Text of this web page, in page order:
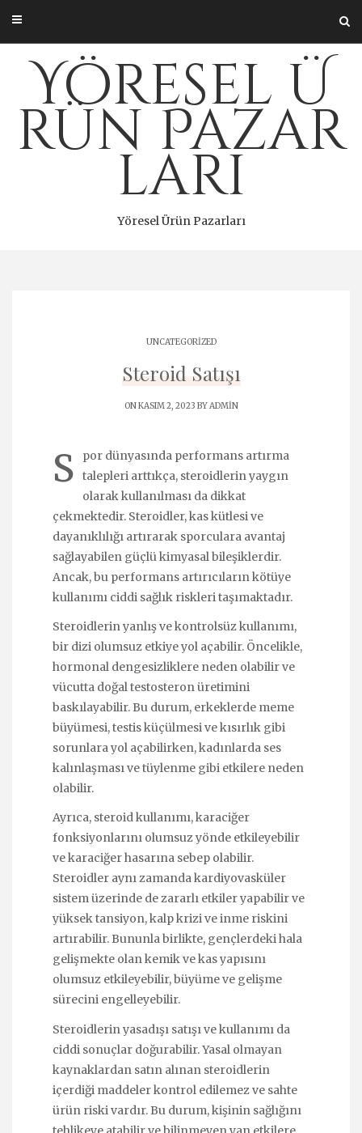
content
Yöresel Ü
rün Pazar
ları
Yöresel Ürün Pazarları
UNCATEGORIZED
Steroid Satışı
ON KASIM 2, 2023 BYADMIN
S
por dünyasında performans artırma
talepleri arttıkça, steroidlerin yaygın
olarak kullanılması da dikkat
çekmektedir. Steroidler, kas kütlesi ve
dayanıklılığı artırarak sporculara avantaj
sağlayabilen güçlü kimyasal bileşiklerdir.
Ancak, bu performans artırıcıların kötüye
kullanımı ciddi sağlık riskleri taşımaktadır.
Steroidlerin yanlış ve kontrolsüz kullanımı,
bir dizi olumsuz etkiye yol açabilir. Öncelikle,
hormonal dengesizliklere neden olabilir ve
vücutta doğal testosteron üretimini
baskılayabilir. Bu durum, erkeklerde meme
büyümesi, testis küçülmesi ve kısırlık gibi
sorunlara yol açabilirken, kadınlarda ses
kalınlaşması ve tüylenme gibi etkilere neden
olabilir.
Ayrıca, steroid kullanımı, karaciğer
fonksiyonlarını olumsuz yönde etkileyebilir
ve karaciğer hasarına sebep olabilir.
Steroidler aynı zamanda kardiyovasküler
sistem üzerinde de zararlı etkiler yapabilir ve
yüksek tansiyon, kalp krizi ve inme riskini
artırabilir. Bununla birlikte, gençlerdeki hala
gelişmekte olan kemik ve kas yapısını
olumsuz etkileyebilir, büyüme ve gelişme
sürecini engelleyebilir.
Steroidlerin yasadışı satışı ve kullanımı da
ciddi sonuçlar doğurabilir. Yasal olmayan
kaynaklardan satın alınan steroidlerin
içerdiği maddeler kontrol edilemez ve sahte
ürün riski vardır. Bu durum, kişinin sağlığını